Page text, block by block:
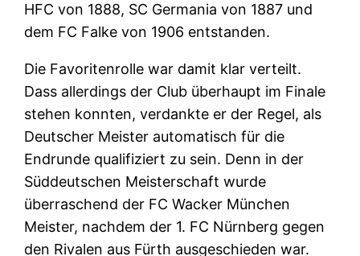
HFC von 1888, SC Germania von 1887 und
dem FC Falke von 1906 entstanden.
Die Favoritenrolle war damit klar verteilt.
Dass allerdings der Club überhaupt im Finale
stehen konnten, verdankte er der Regel, als
Deutscher Meister automatisch für die
Endrunde qualifiziert zu sein. Denn in der
Süddeutschen Meisterschaft wurde
überraschend der FC Wacker München
Meister, nachdem der 1. FC Nürnberg gegen
den Rivalen aus Fürth ausgeschieden war.